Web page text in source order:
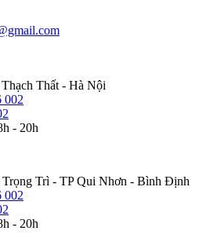
Thất - Hà Nội
002
- 20h
Trọng Trì - TP Qui Nhơn - Bình Định
002
- 20h